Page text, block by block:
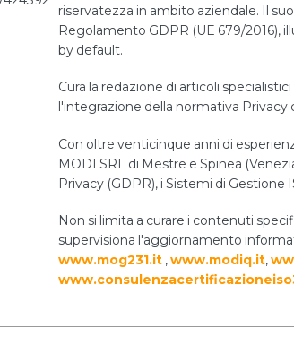
riservatezza in ambito aziendale. Il
Regolamento GDPR (UE 679/2016),
by default.
Cura la redazione di articoli
l'integrazione della normativa Privacy
Con oltre venticinque anni di
MODI SRL di Mestre e Spinea
Privacy (GDPR), i Sistemi di Gestione
Non si limita a curare i contenuti
supervisiona l'aggiornamento
www.mog231.it ,www.modiq.it,